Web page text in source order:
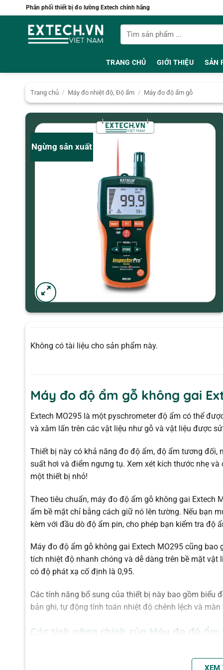
qua
Phân phối thiết bị đo lường Extech chính hãng
Tìm
kiếm:
TRANG CHỦ GIỚI THIỆU SẢN
Trang chủ / Máy đo nhiệt độ, Độ ẩm / Máy đo độ ẩm gỗ
Ngừng sản xuất
Không có tài liệu cho sản phẩm này.
Máy đo độ ẩm gỗ không gai
Extech MO295 là một pyschrometer độ ẩm có thể
và xâm lấn trên các vật liệu như gỗ và vật liệu được
Thiết bị này có khả năng đo độ ẩm, độ ẩm tương đối,
suất hơi và điểm ngưng tụ. Xem xét kích thước nhẹ
một thiết bị nhỏ!
Theo tiêu chuẩn, máy đo độ ẩm gỗ không gai Extech
ẩm bề mặt chỉ bằng cách giữ nó lên tường. Nếu bạn
kèm với đầu dò độ ẩm pin, cho phép bạn kiểm tra độ
Máy đo độ ẩm gỗ không gai Extech MO295 cũng
tích nhiệt độ nhanh chóng và dễ dàng trên bề mặt
có độ phát xạ cố định là 0,95.
Các tính năng bổ sung của thiết bị này bao gồm
bản ghi, tự động tính toán nhiệt độ chênh lệch và màn
Các tính năng chính của Máy đo độ
Theo dõi độ ẩm trong gỗ và các vật liệu xây dựngXEM